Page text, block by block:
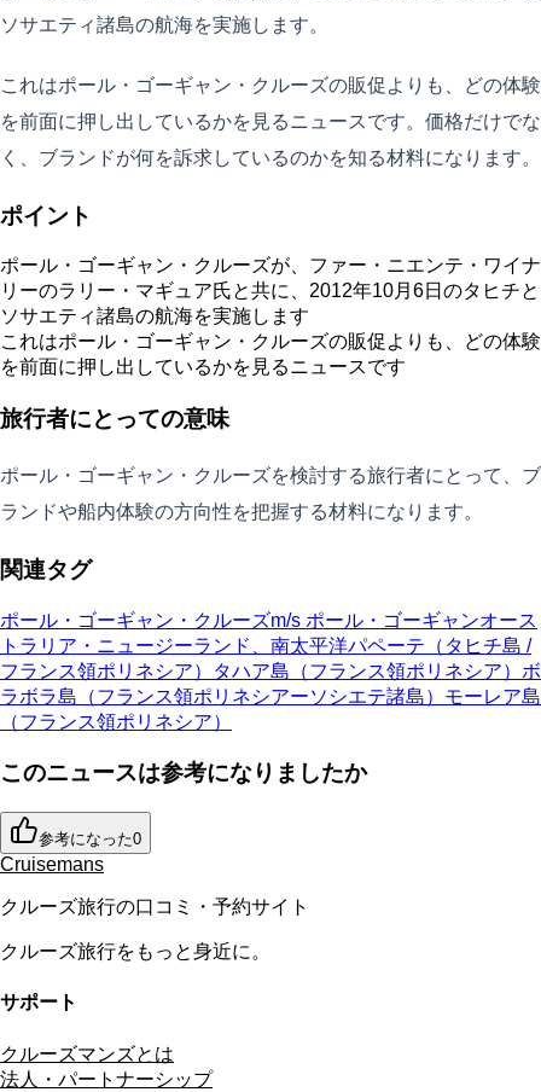
ソサエティ諸島の航海を実施します。
これはポール・ゴーギャン・クルーズの販促よりも、どの体験
を前面に押し出しているかを見るニュースです。価格だけでな
く、ブランドが何を訴求しているのかを知る材料になります。
ポイント
ポール・ゴーギャン・クルーズが、ファー・ニエンテ・ワイナ
リーのラリー・マギュア氏と共に、2012年10月6日のタヒチと
ソサエティ諸島の航海を実施します
これはポール・ゴーギャン・クルーズの販促よりも、どの体験
を前面に押し出しているかを見るニュースです
旅行者にとっての意味
ポール・ゴーギャン・クルーズを検討する旅行者にとって、ブ
ランドや船内体験の方向性を把握する材料になります。
関連タグ
ポール・ゴーギャン・クルーズm/s ポール・ゴーギャンオース
トラリア・ニュージーランド、南太平洋パペーテ（タヒチ島 /
フランス領ポリネシア）
タハア島（フランス領ポリネシア） ボ
ラボラ島（フランス領ポリネシアーソシエテ諸島） モーレア島
（フランス領ポリネシア）
このニュースは参考になりましたか
参考になった0
Cruisemans
クルーズ旅行の口コミ・予約サイト
クルーズ旅行をもっと身近に。
サポート
クルーズマンズとは
法人・パートナーシップ